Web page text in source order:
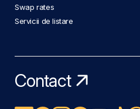
Swap rates
Servicii de listare
Contact